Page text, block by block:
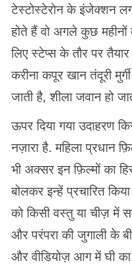
टेस्टोस्टेरोन के इंजेक्शन
होते हैं वो अगले कुछ महीनों
लिए स्टेप्स के तौर पर
करीना कपूर खान तंदूरी
जाती है, शीला जवान हो
ऊपर दिया गया उदाहरण
नज़ारा है. महिला प्रधान
भी अक्सर इन फ़िल्मों का
बोलकर इन्हें प्रचारित
को किसी वस्तु या चीज़ में
और परंपरा की जुगाली के
और वीडियोज़ आग में घी